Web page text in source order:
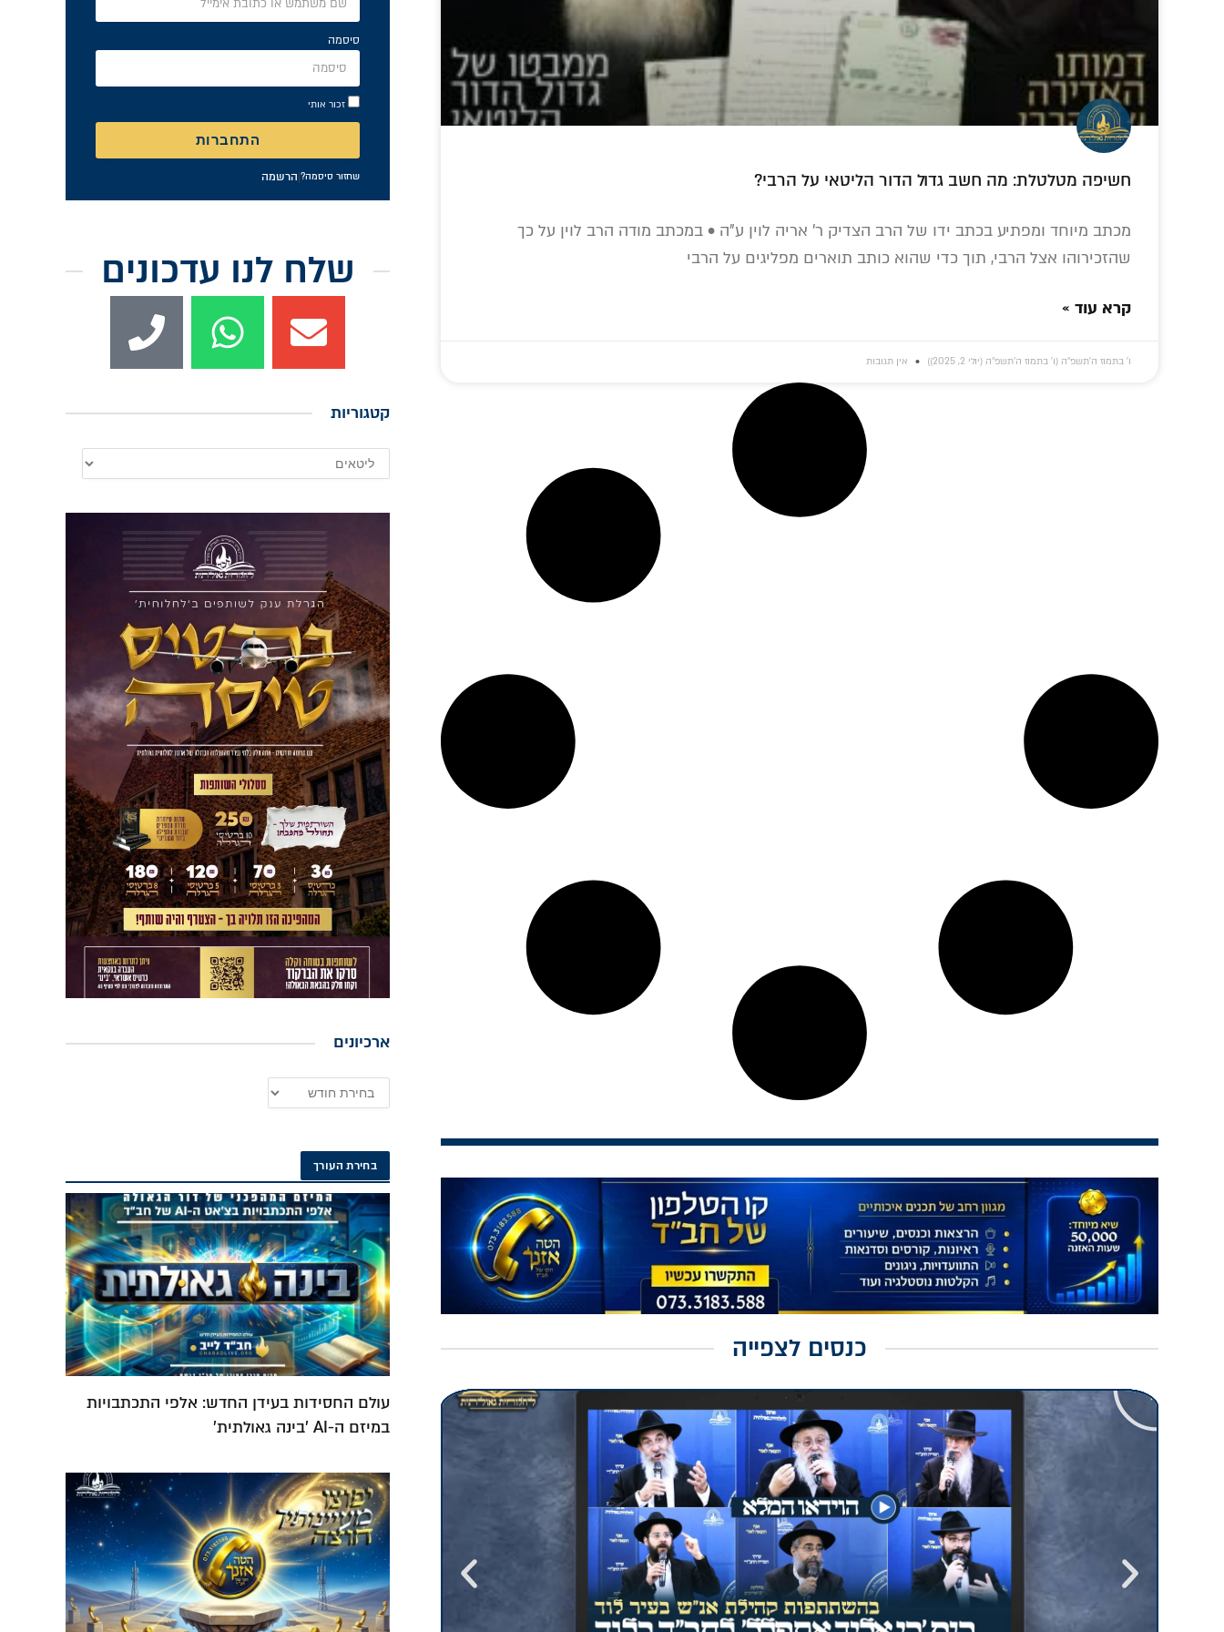
חשיפה מטלטלת: מה חשב גדול הדור הליטאי על הרבי?
מכתב מיוחד ומפתיע בכתב ידו של הרב הצדיק ר' אריה לוין ע"ה • במכתב מודה הרב לוין על כך
שהזכירוהו אצל הרבי, תוך כדי שהוא כותב תוארים מפליגים על הרבי
קרא עוד »
ו׳ בתמוז ה׳תשפ״ה (ו׳ בתמוז ה׳תשפ״ה (יולי 2, 2025)) אין תגובות
כנסים לצפייה
סיסמה
זכור אותי
התחברות
שחזור סיסמה? |הרשמה
שלח לנו עדכונים
קטגוריות
ארכיונים
בחירת העורך
עולם החסידות בעידן החדש: אלפי התכתבויות
במיזם ה-AI 'בינה גאולתית'